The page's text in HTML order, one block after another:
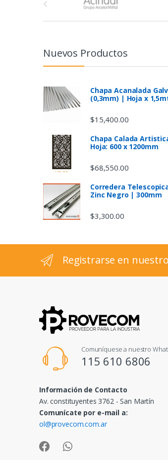
Nuevos Productos
Chapa Acanalada
(0,3mm) | Hoja x
$15,400.00
Chapa Calada
Hoja: 600 x 1200mm
$68,550.00
Corredera
Zinc Negro | 300mm
$3,300.00
Registrarse en
Comuníquese a nuestro
115 610 6806
Información de Contacto
Av. constituyentes 3762 - San Martín
Comunícate por e-mail a:
ol@provecom.com.ar